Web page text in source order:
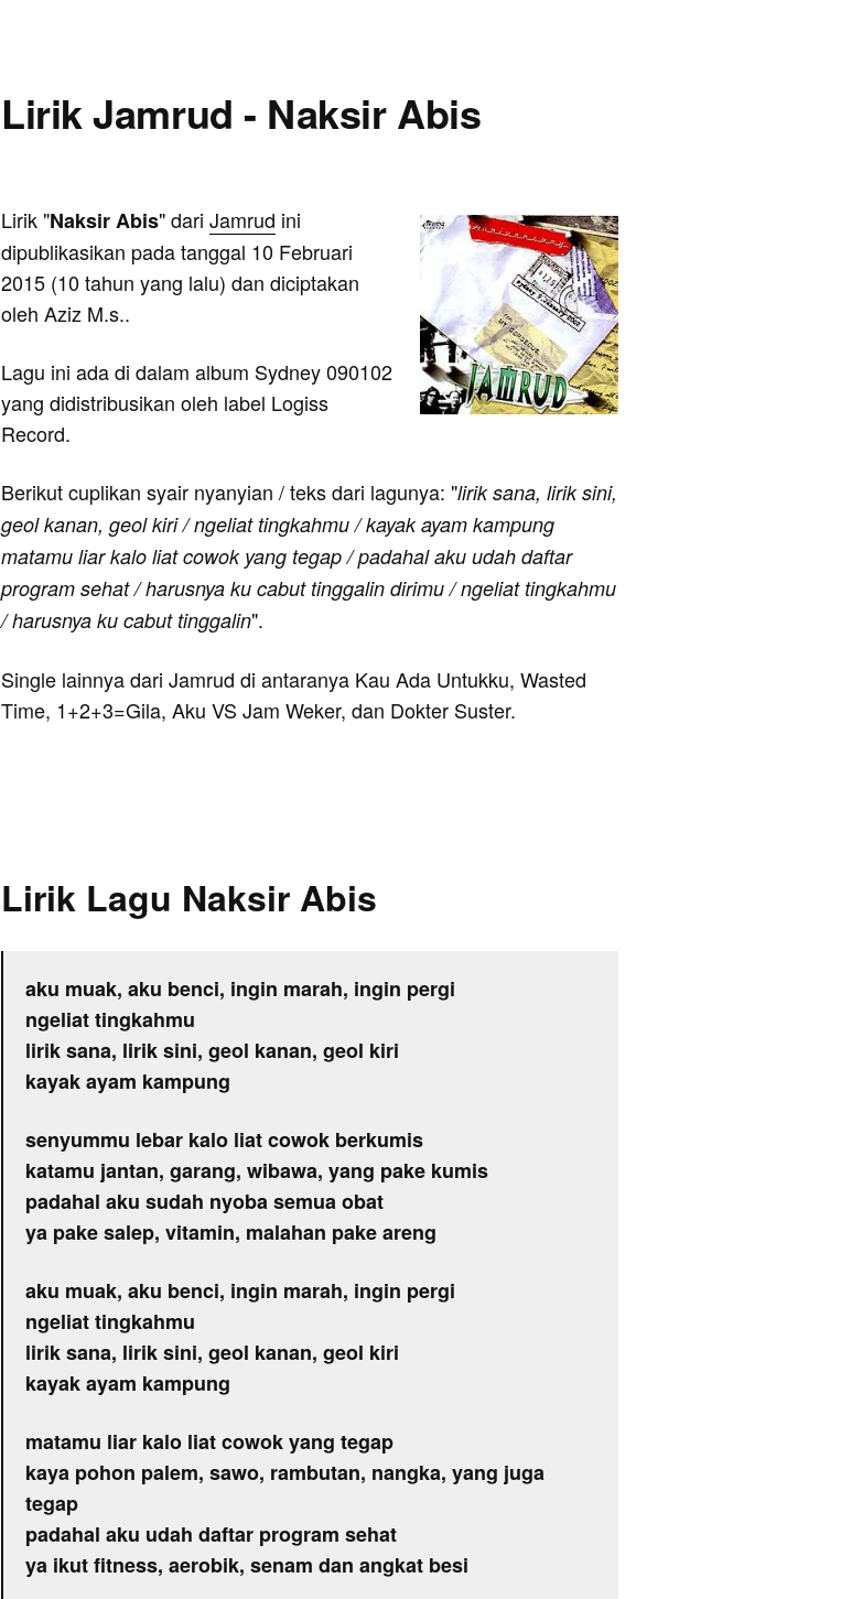
Lirik Jamrud - Naksir Abis
Lirik "Naksir Abis" dari Jamrud ini
dipublikasikan pada tanggal 10 Februari
2015 (10 tahun yang lalu) dan diciptakan
oleh Aziz M.s..
Lagu ini ada di dalam album Sydney 090102
yang didistribusikan oleh label Logiss
Record.
Berikut cuplikan syair nyanyian / teks dari lagunya: "lirik sana, lirik sini,
geol kanan, geol kiri / ngeliat tingkahmu / kayak ayam kampung
matamu liar kalo liat cowok yang tegap / padahal aku udah daftar
program sehat / harusnya ku cabut tinggalin dirimu / ngeliat tingkahmu
/ harusnya ku cabut tinggalin".
Single lainnya dari Jamrud di antaranya Kau Ada Untukku, Wasted
Time, 1+2+3=Gila, Aku VS Jam Weker, dan Dokter Suster.
Lirik Lagu Naksir Abis
aku muak, aku benci, ingin marah, ingin pergi
ngeliat tingkahmu
lirik sana, lirik sini, geol kanan, geol kiri
kayak ayam kampung
senyummu lebar kalo liat cowok berkumis
katamu jantan, garang, wibawa, yang pake kumis
padahal aku sudah nyoba semua obat
ya pake salep, vitamin, malahan pake areng
aku muak, aku benci, ingin marah, ingin pergi
ngeliat tingkahmu
lirik sana, lirik sini, geol kanan, geol kiri
kayak ayam kampung
matamu liar kalo liat cowok yang tegap
kaya pohon palem, sawo, rambutan, nangka, yang juga
tegap
padahal aku udah daftar program sehat
ya ikut fitness, aerobik, senam dan angkat besi